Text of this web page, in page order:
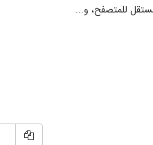
للمتصفح، و...